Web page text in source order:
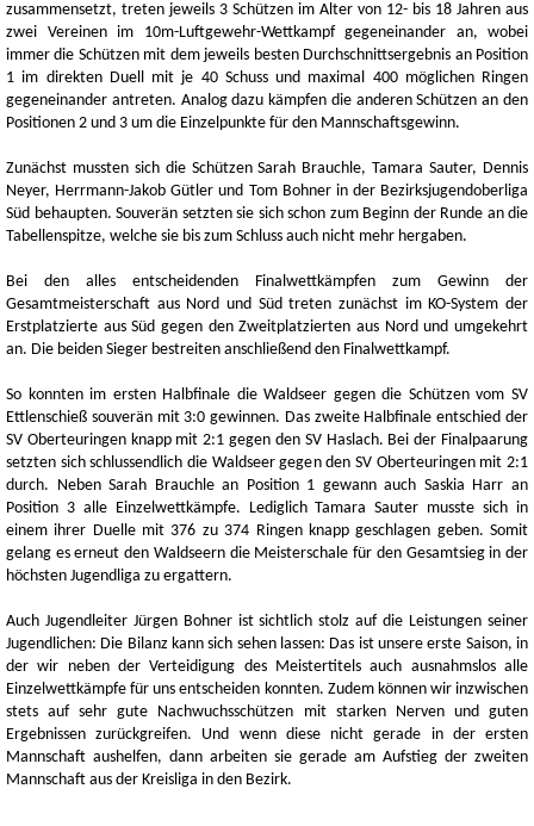
zusammensetzt, treten jeweils 3 Schützen im Alter von 12- bis 18 Jahren aus
zwei Vereinen im 10m-Luftgewehr-Wettkampf gegeneinander an, wobei
immer die Schützen mit dem jeweils besten Durchschnittsergebnis an Position
1 im direkten Duell mit je 40 Schuss und maximal 400 möglichen Ringen
gegeneinander antreten. Analog dazu kämpfen die anderen Schützen an den
Positionen 2 und 3 um die Einzelpunkte für den Mannschaftsgewinn.
Zunächst mussten sich die Schützen Sarah Brauchle, Tamara Sauter, Dennis
Neyer, Herrmann-Jakob Gütler und Tom Bohner in der Bezirksjugendoberliga
Süd behaupten. Souverän setzten sie sich schon zum Beginn der Runde an die
Tabellenspitze, welche sie bis zum Schluss auch nicht mehr hergaben.
Bei den alles entscheidenden Finalwettkämpfen zum Gewinn der
Gesamtmeisterschaft aus Nord und Süd treten zunächst im KO-System der
Erstplatzierte aus Süd gegen den Zweitplatzierten aus Nord und umgekehrt
an. Die beiden Sieger bestreiten anschließend den Finalwettkampf.
So konnten im ersten Halbfinale die Waldseer gegen die Schützen vom SV
Ettlenschieß souverän mit 3:0 gewinnen. Das zweite Halbfinale entschied der
SV Oberteuringen knapp mit 2:1 gegen den SV Haslach. Bei der Finalpaarung
setzten sich schlussendlich die Waldseer gegen den SV Oberteuringen mit 2:1
durch. Neben Sarah Brauchle an Position 1 gewann auch Saskia Harr an
Position 3 alle Einzelwettkämpfe. Lediglich Tamara Sauter musste sich in
einem ihrer Duelle mit 376 zu 374 Ringen knapp geschlagen geben. Somit
gelang es erneut den Waldseern die Meisterschale für den Gesamtsieg in der
höchsten Jugendliga zu ergattern.
Auch Jugendleiter Jürgen Bohner ist sichtlich stolz auf die Leistungen seiner
Jugendlichen: Die Bilanz kann sich sehen lassen: Das ist unsere erste Saison, in
der wir neben der Verteidigung des Meistertitels auch ausnahmslos alle
Einzelwettkämpfe für uns entscheiden konnten. Zudem können wir inzwischen
stets auf sehr gute Nachwuchsschützen mit starken Nerven und guten
Ergebnissen zurückgreifen. Und wenn diese nicht gerade in der ersten
Mannschaft aushelfen, dann arbeiten sie gerade am Aufstieg der zweiten
Mannschaft aus der Kreisliga in den Bezirk.